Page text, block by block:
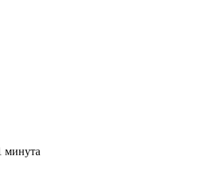
минута